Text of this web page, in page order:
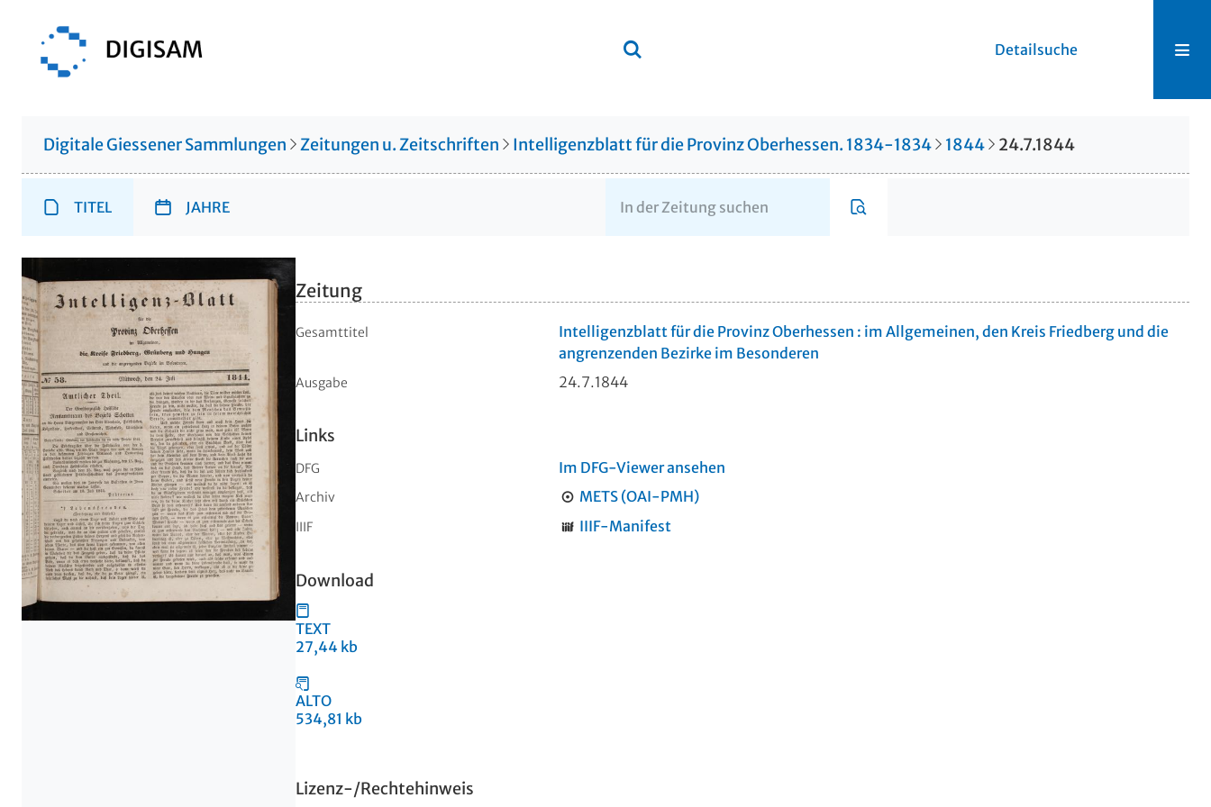
Detailsuche
Digitale Giessener Sammlungen Zeitungen u. Zeitschriften Intelligenzblatt für die Provinz Oberhessen. 1834-1834 1844 24.7.1844
TITEL JAHRE
Zeitung
Gesamttitel
Intelligenzblatt für die Provinz Oberhessen : im Allgemeinen, den Kreis Friedberg und die
angrenzenden Bezirke im Besonderen
Ausgabe 24.7.1844
Links
DFG Im DFG-Viewer ansehen
Archiv METS (OAI-PMH)
IIIF IIIF-Manifest
Download
TEXT
27,44 kb
ALTO
534,81 kb
Lizenz-/Rechtehinweis